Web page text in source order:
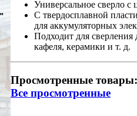
Универсальное сверло с
С твердосплавной
для аккумуляторных
Подходит для сверления
кафеля, керамики и т. д.
Просмотренные товары:
Все просмотренные